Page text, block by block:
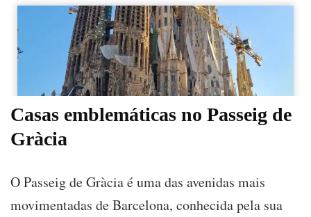
Casas emblemáticas no Passeig de
Gràcia
O Passeig de Gràcia é uma das avenidas mais
movimentadas de Barcelona, conhecida pela sua